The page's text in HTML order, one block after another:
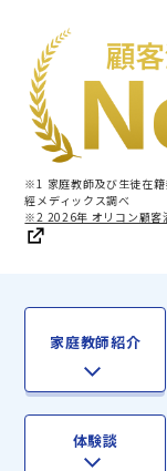
※1 家庭教師及び生徒在
經メディックス調べ
※2 2026年 オリコン顧客
家庭教師紹介
体験談